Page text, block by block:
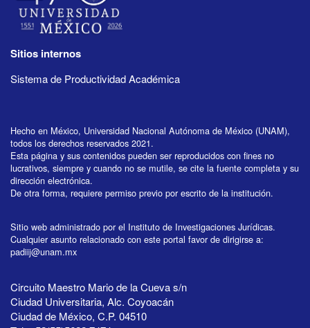
Sitios internos
Sistema de Productividad Académica
Hecho en México, Universidad Nacional Autónoma de México (UNAM),
todos los derechos reservados 2021.
Esta página y sus contenidos pueden ser reproducidos con fines no
lucrativos, siempre y cuando no se mutile, se cite la fuente completa y su
dirección electrónica.
De otra forma, requiere permiso previo por escrito de la institución.
Sitio web administrado por el Instituto de Investigaciones Jurídicas.
Cualquier asunto relacionado con este portal favor de dirigirse a:
padiij@unam.mx
Circuito Maestro Mario de la Cueva s/n
Ciudad Universitaria, Alc. Coyoacán
Ciudad de México, C.P. 04510